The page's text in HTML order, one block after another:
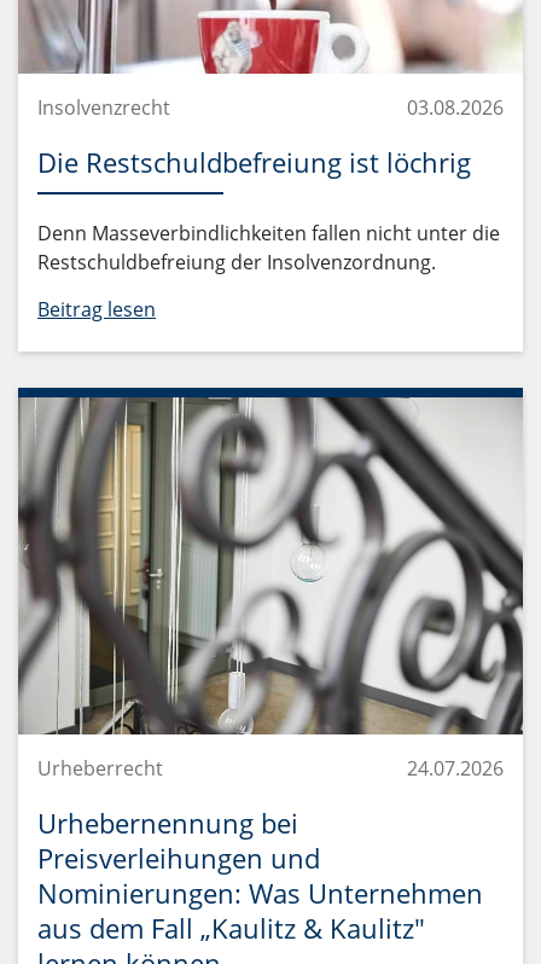
Insolvenzrecht 03.08.2026
Die Restschuldbefreiung ist löchrig
Denn Masseverbindlichkeiten fallen nicht unter die
Restschuldbefreiung der Insolvenzordnung.
Beitrag lesen
Urheberrecht 24.07.2026
Urhebernennung bei
Preisverleihungen und
Nominierungen: Was Unternehmen
aus dem Fall „Kaulitz & Kaulitz"